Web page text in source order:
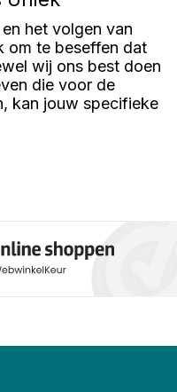
het volgen van
om te beseffen dat
wij ons best doen
die voor de
kan jouw specifieke